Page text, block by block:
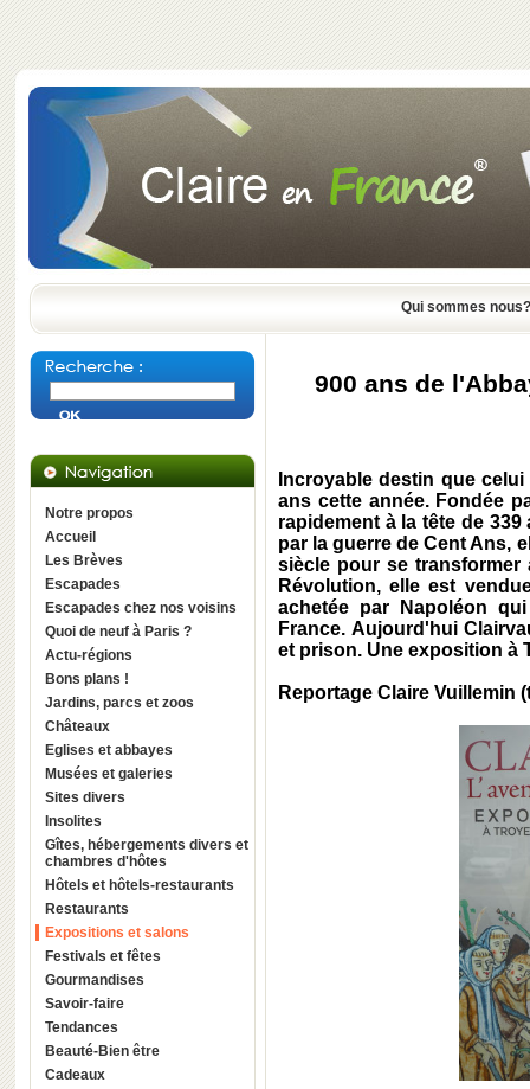
Qui sommes nous?
Notre propos
Accueil
Les Brèves
Escapades
Escapades chez nos voisins
Quoi de neuf à Paris ?
Actu-régions
Bons plans !
Jardins, parcs et zoos
Châteaux
Eglises et abbayes
Musées et galeries
Sites divers
Insolites
Gîtes, hébergements divers et
chambres d'hôtes
Hôtels et hôtels-restaurants
Restaurants
Expositions et salons
Festivals et fêtes
Gourmandises
Savoir-faire
Tendances
Beauté-Bien être
Cadeaux
900 ans de
Incroyable destin que
ans cette année. Fondée
rapidement à la tête de
par la guerre de Cent Ans,
siècle pour se transformer
Révolution, elle est
achetée par Napoléon
France. Aujourd'hui
et prison. Une exposition à
Reportage Claire Vuillemin